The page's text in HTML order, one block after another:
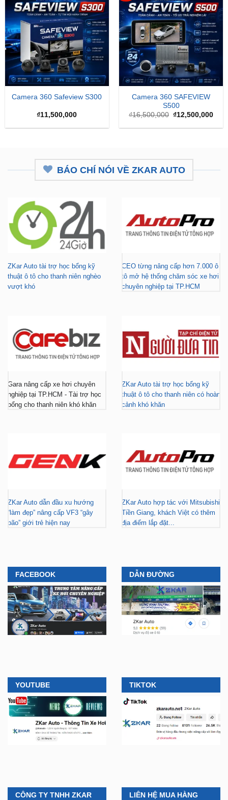
Camera 360 Safeview S300
₫11,500,000
Camera 360 SAFEVIEW
S500
₫16,500,000 Giá
là:
₫12,500,000Giá
tại
BÁO CHÍ NÓI VỀ ZKAR AUTO
ZKar Auto tài trợ học bổng kỹ
thuật ô tô cho thanh niên nghèo
vượt khó
CEO từng nâng cấp hơn 7.000 ô
tô mở hệ thống chăm sóc xe hơi
chuyên nghiệp tại TP.HCM
Gara nâng cấp xe hơi chuyên
nghiệp tại TP.HCM - Tài trợ học
bổng cho thanh niên khó khăn
ZKar Auto tài trợ học bổng kỹ
thuật ô tô cho thanh niên có hoàn
cảnh khó khăn
ZKar Auto dẫn đầu xu hướng
“làm đẹp” nâng cấp VF3 “gây
bão” giới trẻ hiện nay
ZKar Auto hợp tác với Mitsubishi
Tiền Giang, khách Việt có thêm
địa điểm lắp đặt...
FACEBOOK DẪN ĐƯỜNG
YOUTUBE TIKTOK
CÔNG TY TNHH ZKAR
LIÊN HỆ MUA HÀNG